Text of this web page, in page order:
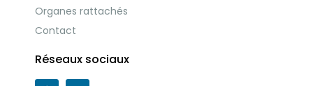
Organes rattachés
Contact
Réseaux sociaux